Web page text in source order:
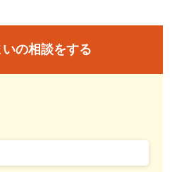
の相談をする